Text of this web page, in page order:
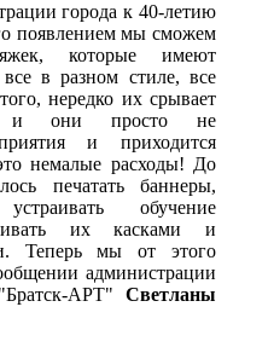
города к 40-летию
появлением мы сможем
которые имеют
в разном стиле, все
нередко их срывает
и они просто не
и приходится
немалые расходы! До
печатать баннеры,
обучение
их касками и
Теперь мы от этого
администрации
АРТ" Светланы